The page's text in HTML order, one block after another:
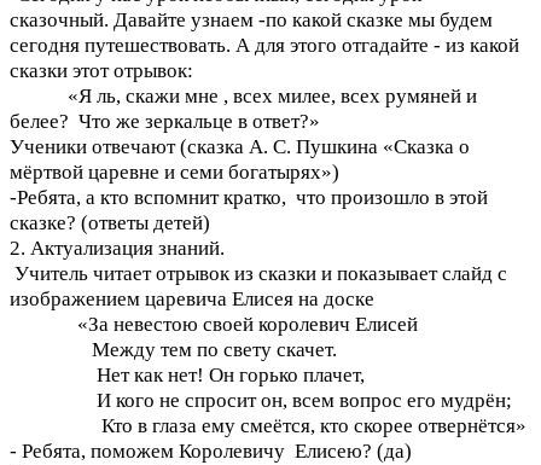
сказочный. Давайте узнаем -по какой сказке мы будем
сегодня путешествовать. А для этого отгадайте - из какой
сказки этот отрывок:
«Я ль, скажи мне , всех милее, всех румяней и
белее? Что же зеркальце в ответ?»
Ученики отвечают (сказка А. С. Пушкина «Сказка о
мёртвой царевне и семи богатырях»)
-Ребята, а кто вспомнит кратко, что произошло в этой
сказке? (ответы детей)
2. Актуализация знаний.
Учитель читает отрывок из сказки и показывает слайд с
изображением царевича Елисея на доске
«За невестою своей королевич Елисей
Между тем по свету скачет.
Нет как нет! Он горько плачет,
И кого не спросит он, всем вопрос его мудрён;
Кто в глаза ему смеётся, кто скорее отвернётся»
- Ребята, поможем Королевичу Елисею? (да)